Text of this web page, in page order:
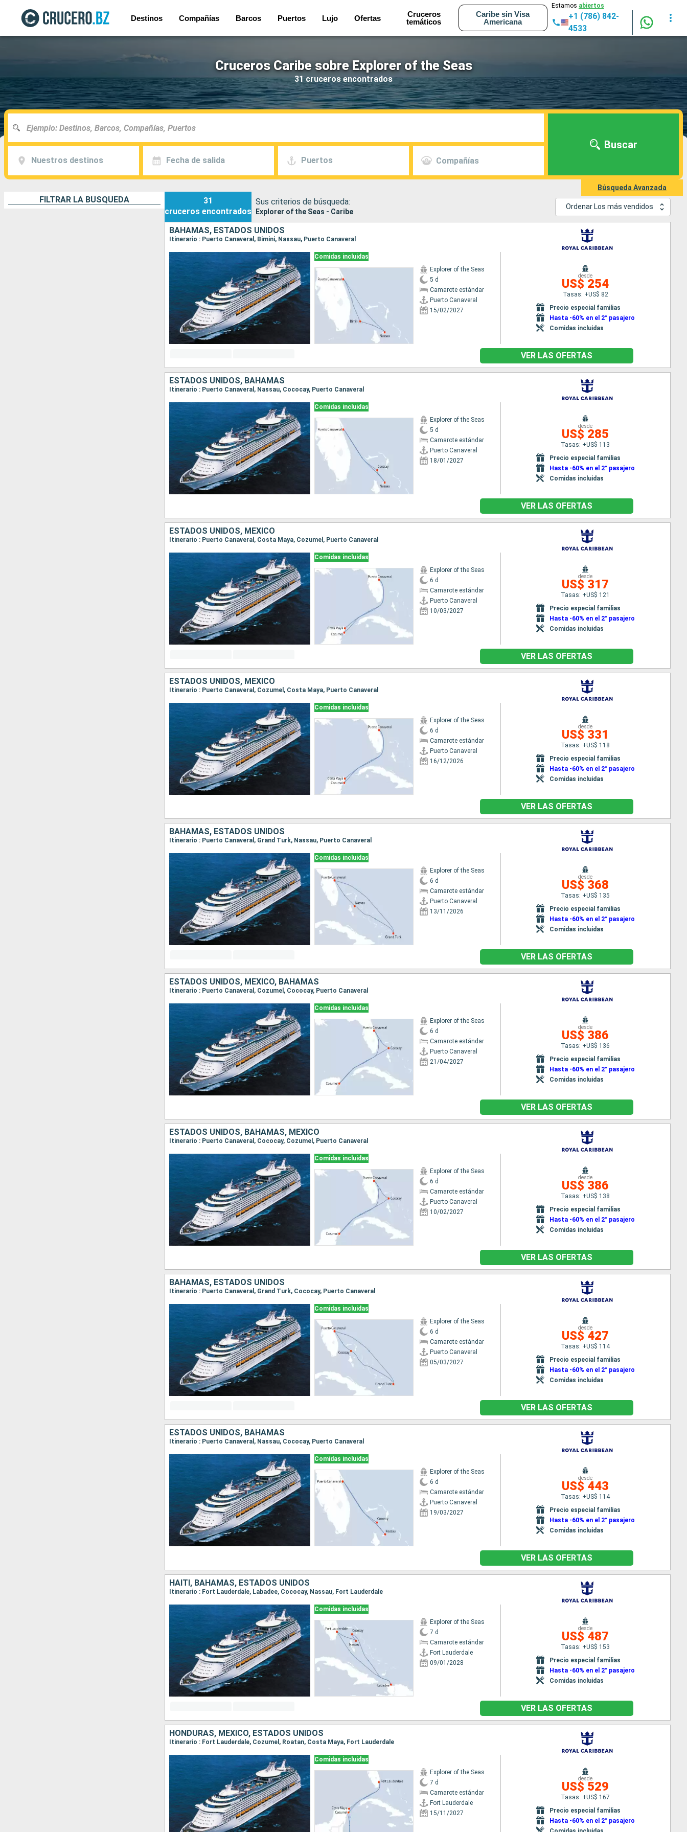
Destinos Compañías Barcos Puertos Lujo Ofertas
Cruceros
temáticos
Caribe sin Visa
Americana
Estamos abiertos
+1 (786) 842-
4533
Cruceros Caribe sobre Explorer of the Seas
31 cruceros encontrados
Nuestros destinos Fecha de salida Puertos Compañías
Buscar
Búsqueda Avanzada
FILTRAR LA BÚSQUEDA
31
cruceros encontrados
Sus criterios de búsqueda:
Explorer of the Seas - Caribe
Ordenar Los más vendidos
BAHAMAS, ESTADOS UNIDOS
Itinerario : Puerto Canaveral, Bimini, Nassau, Puerto Canaveral
Comidas incluidas
Explorer of the Seas
5 d
Camarote estándar
Puerto Canaveral
15/02/2027
desde
US$ 254
Tasas: +US$ 82
Precio especial familias
Hasta -60% en el 2° pasajero
Comidas incluidas
VER LAS OFERTAS
ESTADOS UNIDOS, BAHAMAS
Itinerario : Puerto Canaveral, Nassau, Cococay, Puerto Canaveral
Comidas incluidas
Explorer of the Seas
5 d
Camarote estándar
Puerto Canaveral
18/01/2027
desde
US$ 285
Tasas: +US$ 113
Precio especial familias
Hasta -60% en el 2° pasajero
Comidas incluidas
VER LAS OFERTAS
ESTADOS UNIDOS, MÉXICO
Itinerario : Puerto Canaveral, Costa Maya, Cozumel, Puerto Canaveral
Comidas incluidas
Explorer of the Seas
6 d
Camarote estándar
Puerto Canaveral
10/03/2027
desde
US$ 317
Tasas: +US$ 121
Precio especial familias
Hasta -60% en el 2° pasajero
Comidas incluidas
VER LAS OFERTAS
ESTADOS UNIDOS, MÉXICO
Itinerario : Puerto Canaveral, Cozumel, Costa Maya, Puerto Canaveral
Comidas incluidas
Explorer of the Seas
6 d
Camarote estándar
Puerto Canaveral
16/12/2026
desde
US$ 331
Tasas: +US$ 118
Precio especial familias
Hasta -60% en el 2° pasajero
Comidas incluidas
VER LAS OFERTAS
BAHAMAS, ESTADOS UNIDOS
Itinerario : Puerto Canaveral, Grand Turk, Nassau, Puerto Canaveral
Comidas incluidas
Explorer of the Seas
6 d
Camarote estándar
Puerto Canaveral
13/11/2026
desde
US$ 368
Tasas: +US$ 135
Precio especial familias
Hasta -60% en el 2° pasajero
Comidas incluidas
VER LAS OFERTAS
ESTADOS UNIDOS, MÉXICO, BAHAMAS
Itinerario : Puerto Canaveral, Cozumel, Cococay, Puerto Canaveral
Comidas incluidas
Explorer of the Seas
6 d
Camarote estándar
Puerto Canaveral
21/04/2027
desde
US$ 386
Tasas: +US$ 136
Precio especial familias
Hasta -60% en el 2° pasajero
Comidas incluidas
VER LAS OFERTAS
ESTADOS UNIDOS, BAHAMAS, MÉXICO
Itinerario : Puerto Canaveral, Cococay, Cozumel, Puerto Canaveral
Comidas incluidas
Explorer of the Seas
6 d
Camarote estándar
Puerto Canaveral
10/02/2027
desde
US$ 386
Tasas: +US$ 138
Precio especial familias
Hasta -60% en el 2° pasajero
Comidas incluidas
VER LAS OFERTAS
BAHAMAS, ESTADOS UNIDOS
Itinerario : Puerto Canaveral, Grand Turk, Cococay, Puerto Canaveral
Comidas incluidas
Explorer of the Seas
6 d
Camarote estándar
Puerto Canaveral
05/03/2027
desde
US$ 427
Tasas: +US$ 114
Precio especial familias
Hasta -60% en el 2° pasajero
Comidas incluidas
VER LAS OFERTAS
ESTADOS UNIDOS, BAHAMAS
Itinerario : Puerto Canaveral, Nassau, Cococay, Puerto Canaveral
Comidas incluidas
Explorer of the Seas
6 d
Camarote estándar
Puerto Canaveral
19/03/2027
desde
US$ 443
Tasas: +US$ 114
Precio especial familias
Hasta -60% en el 2° pasajero
Comidas incluidas
VER LAS OFERTAS
HAITI, BAHAMAS, ESTADOS UNIDOS
Itinerario : Fort Lauderdale, Labadee, Cococay, Nassau, Fort Lauderdale
Comidas incluidas
Explorer of the Seas
7 d
Camarote estándar
Fort Lauderdale
09/01/2028
desde
US$ 487
Tasas: +US$ 153
Precio especial familias
Hasta -60% en el 2° pasajero
Comidas incluidas
VER LAS OFERTAS
HONDURAS, MÉXICO, ESTADOS UNIDOS
Itinerario : Fort Lauderdale, Cozumel, Roatan, Costa Maya, Fort Lauderdale
Comidas incluidas
Explorer of the Seas
7 d
Camarote estándar
Fort Lauderdale
15/11/2027
desde
US$ 529
Tasas: +US$ 167
Precio especial familias
Hasta -60% en el 2° pasajero